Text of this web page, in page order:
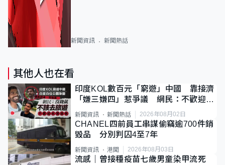
新聞資訊 新聞熱話
其他人也在看
印度KOL數百元「窮遊」中國 靠接濟
「嫌三嫌四」惹爭議 網民：不歡迎劣
質旅客
新聞資訊 新聞熱話 2026年08月02日
CHANEL四前員工串謀偷竊逾700件銷
毀品 分別判囚4至7年
新聞資訊 港聞 2026年08月03日
流感｜曾接種疫苗七歲男童染甲流死